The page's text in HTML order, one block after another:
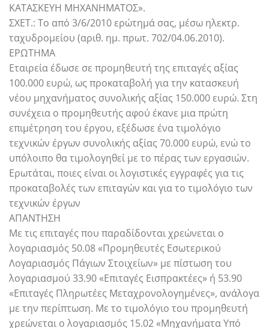
ΚΑΤΑΣΚΕΥΗ ΜΗΧΑΝΗΜΑΤΟΣ».
ΣΧΕΤ.: Το από 3/6/2010 ερώτημά σας, μέσω ηλεκτρ.
ταχυδρομείου (αριθ. ημ. πρωτ. 702/04.06.2010).
ΕΡΩΤΗΜΑ
Εταιρεία έδωσε σε προμηθευτή της επιταγές αξίας
100.000 ευρώ, ως προκαταβολή για την κατασκευή
νέου μηχανήματος συνολικής αξίας 150.000 ευρώ. Στη
συνέχεια ο προμηθευτής αφού έκανε μια πρώτη
επιμέτρηση του έργου, εξέδωσε ένα τιμολόγιο
τεχνικών έργων συνολικής αξίας 70.000 ευρώ, ενώ το
υπόλοιπο θα τιμολογηθεί με το πέρας των εργασιών.
Ερωτάται, ποιες είναι οι λογιστικές εγγραφές για τις
προκαταβολές των επιταγών και για το τιμολόγιο των
τεχνικών έργων
ΑΠΑΝΤΗΣΗ
Με τις επιταγές που παραδίδονται χρεώνεται ο
λογαριασμός 50.08 «Προμηθευτές Εσωτερικού
Λογαριασμός Πάγιων Στοιχείων» με πίστωση του
λογαριασμού 33.90 «Επιταγές Εισπρακτέες» ή 53.90
«Επιταγές Πληρωτέες Μεταχρονολογημένες», ανάλογα
με την περίπτωση. Με το τιμολόγιο του προμηθευτή
χρεώνεται ο λογαριασμός 15.02 «Μηχανήματα Υπό